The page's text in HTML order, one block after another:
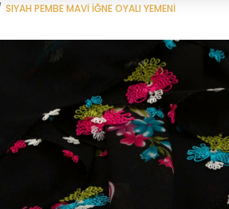
SIYAH PEMBE MAVİ İĞNE OYALI YEMENİ